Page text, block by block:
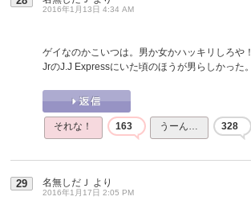
2016年1月13日 4:34 AM
ゲイなのかこいつは。男か女かハッキリしろや！
JrのJ.J Expressにいた頃のほうが男らしかった。
それな！ 163 うーん… 328
29 名無しだＪ より
2016年1月17日 2:05 PM